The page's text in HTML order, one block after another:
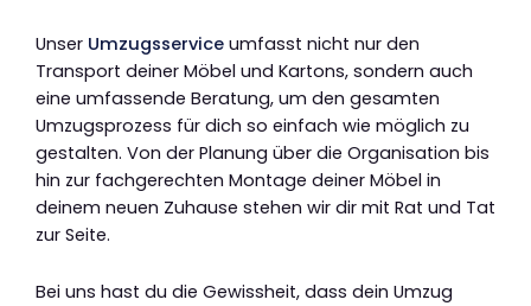
Unser Umzugsservice umfasst nicht nur den
Transport deiner Möbel und Kartons, sondern auch
eine umfassende Beratung, um den gesamten
Umzugsprozess für dich so einfach wie möglich zu
gestalten. Von der Planung über die Organisation bis
hin zur fachgerechten Montage deiner Möbel in
deinem neuen Zuhause stehen wir dir mit Rat und Tat
zur Seite.
Bei uns hast du die Gewissheit, dass dein Umzug